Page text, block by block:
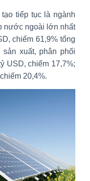
tiếp tục là ngành
nước ngoài lớn nhất
chiếm 61,9% tổng
xuất, phân phối
USD, chiếm 17,7%;
20,4%.